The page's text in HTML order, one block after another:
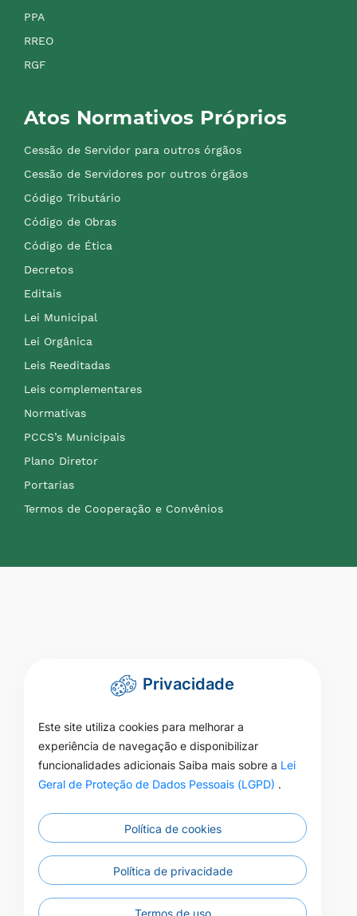
PPA
RREO
RGF
Atos Normativos Próprios
Cessão de Servidor para outros órgãos
Cessão de Servidores por outros órgãos
Código Tributário
Código de Obras
Código de Ética
Decretos
Editais
Lei Municipal
Lei Orgânica
Leis Reeditadas
Leis complementares
Normativas
PCCS’s Municipais
Plano Diretor
Portarias
Termos de Cooperação e Convênios
Privacidade
Este site utiliza cookies para melhorar a
experiência de navegação e disponibilizar
funcionalidades adicionais Saiba mais sobre a Lei
Geral de Proteção de Dados Pessoais (LGPD) .
Política de cookies
Política de privacidade
Termos de uso